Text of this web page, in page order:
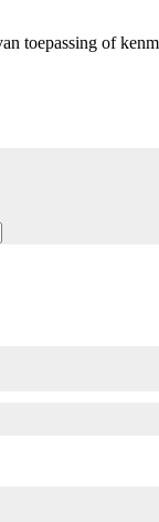
toepassing of